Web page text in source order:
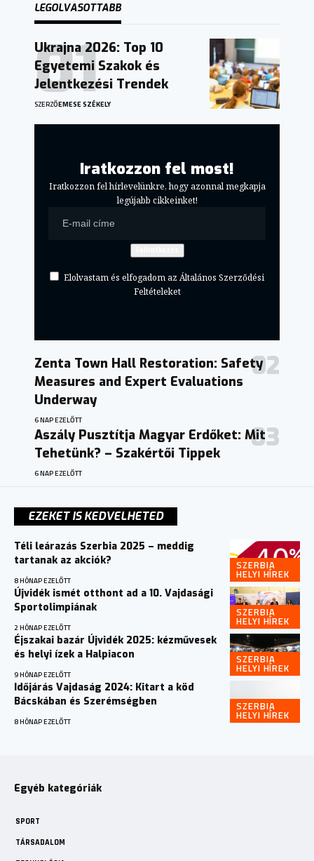
LEGOLVASOTTABB
Ukrajna 2026: Top 10
Egyetemi Szakok és
Jelentkezési Trendek
SZERZŐEMESE SZÉKELY
Iratkozzon fel most!
Iratkozzon fel hírlevelünkre, hogy azonnal megkapja
legújabb cikkeinket!
Elolvastam és elfogadom az Általános Szerződési
Feltételeket
Zenta Town Hall Restoration: Safety
Measures and Expert Evaluations
Underway
6 NAP EZELŐTT
Aszály Pusztítja Magyar Erdőket: Mit
Tehetünk? – Szakértői Tippek
6 NAP EZELŐTT
EZEKET IS KEDVELHETED
SZERBIA
HELYI HÍREK
Téli leárazás Szerbia 2025 – meddig
tartanak az akciók?
8 HÓNAP EZELŐTT
SZERBIA
HELYI HÍREK
Újvidék ismét otthont ad a 10. Vajdasági
Sportolimpiának
2 HÓNAP EZELŐTT
SZERBIA
HELYI HÍREK
Éjszakai bazár Újvidék 2025: kézművesek
és helyi ízek a Halpiacon
9 HÓNAP EZELŐTT
SZERBIA
HELYI HÍREK
Időjárás Vajdaság 2024: Kitart a köd
Bácskában és Szerémségben
8 HÓNAP EZELŐTT
Egyéb kategóriák
SPORT
TÁRSADALOM